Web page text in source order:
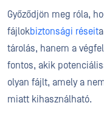
Győződjön meg róla,
fájlokbiztonsági réseit
tárolás, hanem a
fontos, akik
olyan fájlt, amely a
miatt kihasználható.